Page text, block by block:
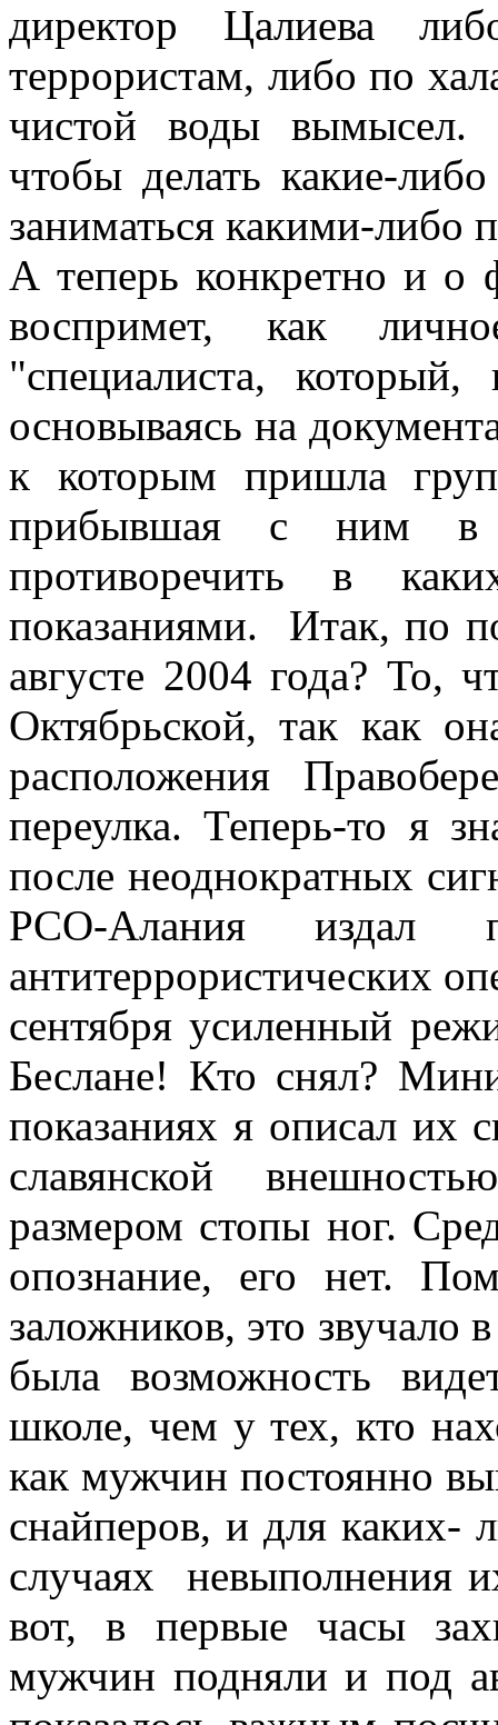
директор Цалиева
террористам, либо по
чистой воды вымысел.
чтобы делать какие-
заниматься какими-либо
А теперь конкретно и о
воспримет, как
"специалиста, который,
основываясь на
к которым пришла
прибывшая с ним в
противоречить в
показаниями.
Итак, по
августе 2004 года? То,
Октябрьской, так как
расположения
переулка. Теперь-то я
после неоднократных
РСО-Алания издал
антитеррористических
сентября усиленный
Беслане! Кто снял?
показаниях я описал их
славянской
размером стопы ног.
опознание, его нет.
заложников, это звучало
была возможность
школе, чем у тех, кто
как мужчин постоянно
снайперов, и для каких-
случаях
невыполнения
вот, в первые часы
мужчин подняли и под